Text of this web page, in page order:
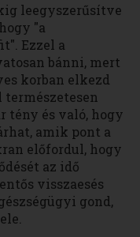
leegyszerűsítve
"a
Ezzel a
bánni, mert
korban elkezd
tény és való, hogy
amik pont a
előfordul, hogy
az idő
visszaesés
gond,